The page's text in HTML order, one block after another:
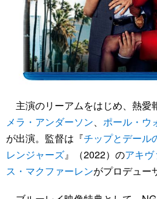
主演のリーアムをはじめ、熱愛
メラ・アンダーソン、 ポール・ウ
が出演。監督は『チップとデール
レンジャーズ』（2022）のアキ
ス・マクファーレンがプロデュー